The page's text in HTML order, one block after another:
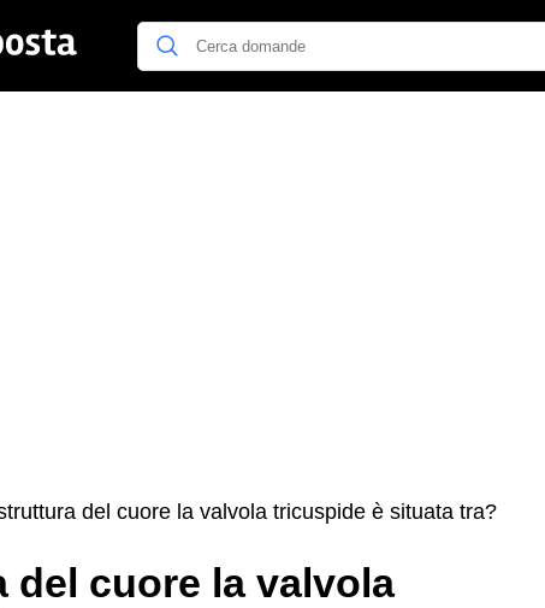
del cuore la valvola tricuspide è situata tra?
del cuore la valvola